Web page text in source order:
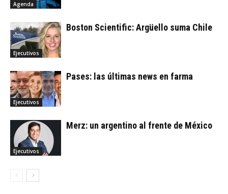
Agenda
Ejecutivos
Boston Scientific: Argüello suma Chile
Ejecutivos
Pases: las últimas news en farma
Ejecutivos
Merz: un argentino al frente de México